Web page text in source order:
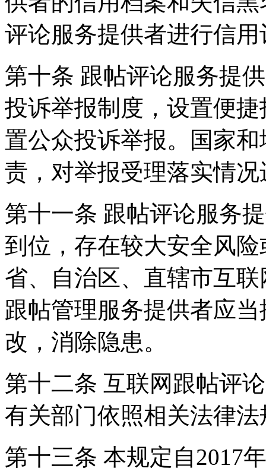
评论服务提供者进行信用
第十条 跟帖评论服务提
投诉举报制度，设置便
置公众投诉举报。国家
责，对举报受理落实情
第十一条 跟帖评论服务
到位，存在较大安全风
省、自治区、直辖市互
跟帖管理服务提供者应
改，消除隐患。
第十二条 互联网跟帖评
有关部门依照相关法律
第十三条 本规定自2017